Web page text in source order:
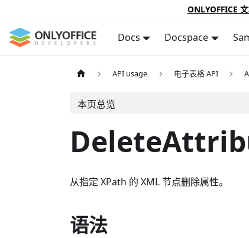
ONLYOFFICE
Docs Docspace
API usage 电子表格 API
本页总览
从指定 XPath 的 XML 节点删除属性。
语法